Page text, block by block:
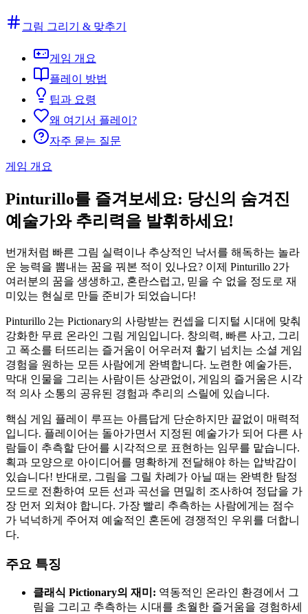
그림 그리기 & 맞추기
게임 개요
플레이 방법
팁과 요령
왜 여기서 플레이?
자주 묻는 질문
게임 개요
Pinturillo를 즐겨보세요: 당신의 숨겨진
예술가와 추리력을 발휘하세요!
번개처럼 빠른 그림 실력이나 추상적인 낙서를 해독하는 놀라
운 능력을 뽐내는 꿈을 꿔본 적이 있나요? 이제 Pinturillo 2가
여러분의 꿈을 생생하고, 혼란스럽고, 믿을 수 없을 정도로 재
미있는 현실로 만들 준비가 되었습니다!
Pinturillo 2는 Pictionary의 사랑받는 컨셉을 디지털 시대에 맞춰
강화한 무료 온라인 그림 게임입니다. 창의력, 빠른 사고, 그리
고 폭소를 터뜨리는 즐거움이 어우러져 활기 넘치는 소셜 게임
경험을 원하는 모든 사람에게 완벽합니다. 노련한 예술가든,
막대 인물을 그리는 사람이든 상관없이, 게임의 즐거움은 시각
적 의사 소통의 공유된 경험과 추리의 스릴에 있습니다.
핵심 게임 플레이 루프는 아름답게 단순하지만 끝없이 매력적
입니다. 플레이어는 돌아가면서 지정된 예술가가 되어 다른 사
람들이 추측할 단어를 시각적으로 표현하는 임무를 맡습니다.
획과 모양으로 아이디어를 명확하게 전달해야 하는 압박감이
있습니다! 반대로, 그림을 그릴 차례가 아닐 때는 완벽한 탐정
모드로 전환하여 모든 선과 곡선을 면밀히 조사하여 정답을 가
장 먼저 외쳐야 합니다. 가장 빨리 추측하는 사람에게는 점수
가 넉넉하게 주어져 예술적인 혼돈에 경쟁적인 우위를 더합니
다.
주요 특징
클래식 Pictionary의 재미: 역동적인 온라인 환경에서 그
림을 그리고 추측하는 시대를 초월한 즐거움을 경험하세